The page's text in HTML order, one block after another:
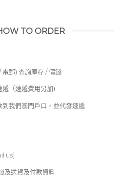
TO ORDER
郵) 查詢庫存 / 價錢
（速遞費用另加)
我們澳門戶口，並代發速遞
us]
及送貨及付款資料